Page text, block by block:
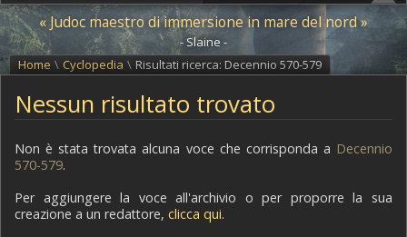
« Judoc maestro di immersione in mare del nord »
- Slaine -
Home \ Cyclopedia \ Risultati ricerca: Decennio 570-579
Nessun risultato trovato
Non è stata trovata alcuna voce che corrisponda a Decennio
570-579.
Per aggiungere la voce all'archivio o per proporre la sua
creazione a un redattore, clicca qui.